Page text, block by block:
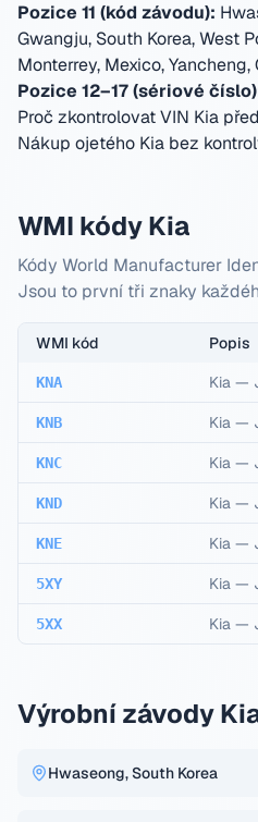
Pozice 11 (kód závodu):
Gwangju, South Korea, West
Monterrey, Mexico, Yancheng,
Pozice 12–17 (sériové
Proč zkontrolovat VIN Kia
Nákup ojetého Kia bez
WMI kódy Kia
Kódy World Manufacturer
Jsou to první tři znaky
WMI kód Popis
KNA Kia —
KNB Kia —
KNC Kia —
KND Kia —
KNE Kia —
5XY Kia —
5XX Kia —
Výrobní závody
Hwaseong, South Korea